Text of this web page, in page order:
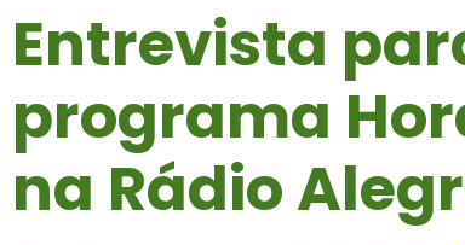
Entrevista
programa
na Rádio